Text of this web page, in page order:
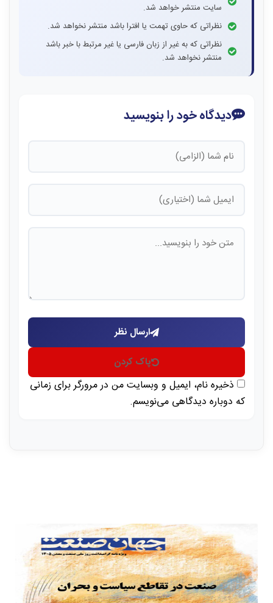
سایت منتشر خواهد شد.
نظراتی که حاوی تهمت یا افترا باشد منتشر نخواهد شد.
نظراتی که به غیر از زبان فارسی یا غیر مرتبط با خبر باشد
منتشر نخواهد شد.
دیدگاه خود را بنویسید
ارسال نظر
پاک کردن
ذخیره نام، ایمیل و وبسایت من در مرورگر برای زمانی
که دوباره دیدگاهی می‌نویسم.